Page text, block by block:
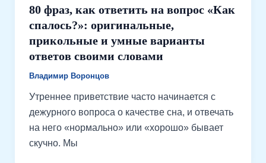
80 фраз, как ответить на вопрос «Как
спалось?»: оригинальные,
прикольные и умные варианты
ответов своими словами
Владимир Воронцов
Утреннее приветствие часто начинается с
дежурного вопроса о качестве сна, и отвечать
на него «нормально» или «хорошо» бывает
скучно. Мы